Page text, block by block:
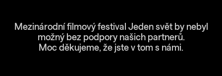
Mezinárodní filmový festival Jeden svět by nebyl
možný bez podpory našich partnerů.
Moc děkujeme, že jste v tom s námi.